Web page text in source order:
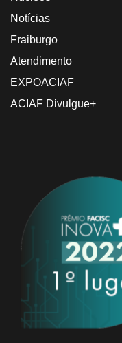
Notícias
Fraiburgo
Atendimento
EXPOACIAF
ACIAF Divulgue+